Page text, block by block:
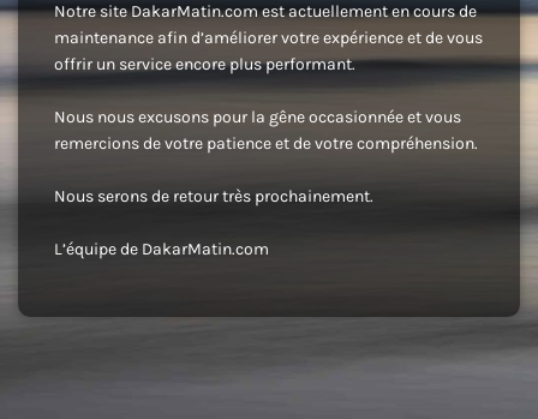
Notre site DakarMatin.com est actuellement en cours de
maintenance afin d’améliorer votre expérience et de vous
offrir un service encore plus performant.
Nous nous excusons pour la gêne occasionnée et vous
remercions de votre patience et de votre compréhension.
Nous serons de retour très prochainement.
L’équipe de DakarMatin.com